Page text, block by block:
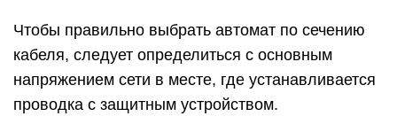
Чтобы правильно выбрать автомат по сечению
кабеля, следует определиться с основным
напряжением сети в месте, где устанавливается
проводка с защитным устройством.